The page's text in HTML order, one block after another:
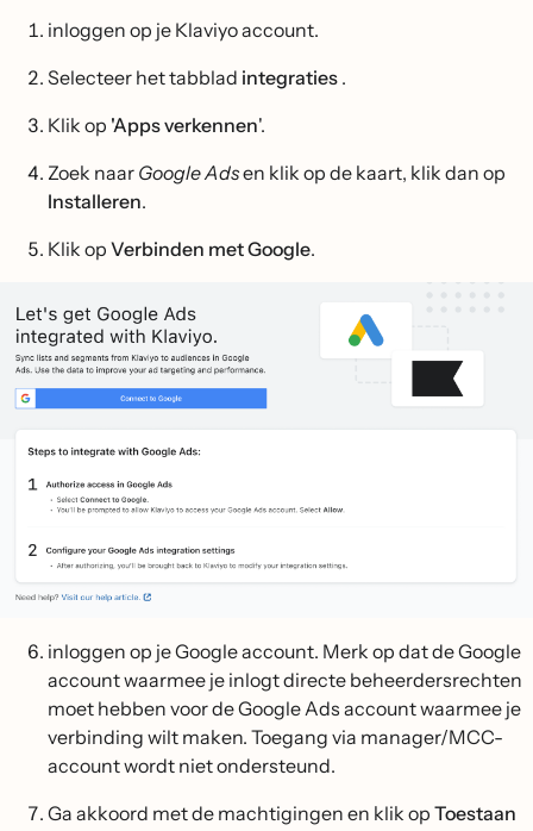
inloggen op je Klaviyo account.
Selecteer het tabblad integraties .
Klik op 'Apps verkennen'.
Zoek naar Google Adsen klik op de kaart, klik dan op
Installeren.
Klik op Verbinden met Google.
inloggen op je Google account. Merk op dat de Google
account waarmee je inlogt directe beheerdersrechten
moet hebben voor de Google Ads account waarmee je
verbinding wilt maken. Toegang via manager/MCC-
account wordt niet ondersteund.
Ga akkoord met de machtigingen en klik op Toestaan